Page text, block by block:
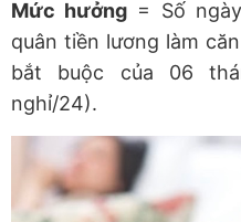
Mức hưởng = Số
quân tiền lương làm
bắt buộc của 06
nghỉ/24).